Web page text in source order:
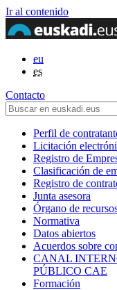
Ir al contenido
eu
es
Contacto
Perfil de
Licitación
Registro de
Clasificación de
Registro de
Junta asesora
Órgano de
Normativa
Datos abiertos
Acuerdos sobre
CANAL
PÚBLICO CAE
Formación